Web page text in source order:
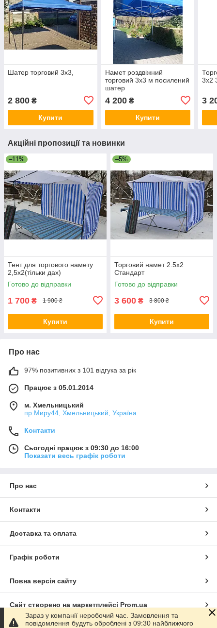
Шатер торговий 3х3,
2 800 ₴
Купити
Намет роздвіжний
торговий 3х3 м посилений
шатер
4 200₴
Купити
3х2
3
Акційні пропозиції та новинки
–11%
Тент для торгового намету
2,5х2(тільки дах)
Готово до відправки
1 700 ₴ 1 900 ₴
Купити
–5%
Торговий намет 2.5х2
Стандарт
Готово до відправки
3 600 ₴ 3 800 ₴
Купити
Про нас
97% позитивних з 101 відгука за рік
Працює з 05.01.2014
м. Хмельницький
пр.Миру44, Хмельницький, Україна
Контакти
Сьогодні працює з 09:30 до 16:00
Показати весь графік роботи
Про нас
Контакти
Доставка та оплата
Графік роботи
Повна версія сайту
Сайт створено на маркетплейсі Prom.ua
Зараз у компанії неробочий час. Замовлення та
повідомлення будуть оброблені з 09:30 найближчого